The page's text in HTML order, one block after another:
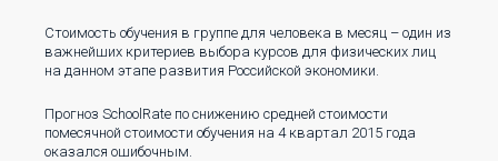
Стоимость обучения в группе для человека в месяц – один из
важнейших критериев выбора курсов для физических лиц
на данном этапе развития Российской экономики.
Прогноз SchoolRate по снижению средней стоимости
помесячной стоимости обучения на 4 квартал 2015 года
оказался ошибочным.